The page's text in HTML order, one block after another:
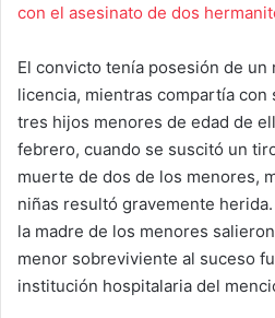
con el asesinato de dos
El convicto tenía posesión de
licencia, mientras compartía con
tres hijos menores de edad de
febrero, cuando se suscitó un
muerte de dos de los menores,
niñas resultó gravemente
la madre de los menores
menor sobreviviente al suceso
institución hospitalaria del